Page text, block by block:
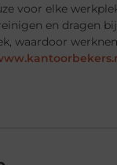
voor elke
en dragen
waardoor